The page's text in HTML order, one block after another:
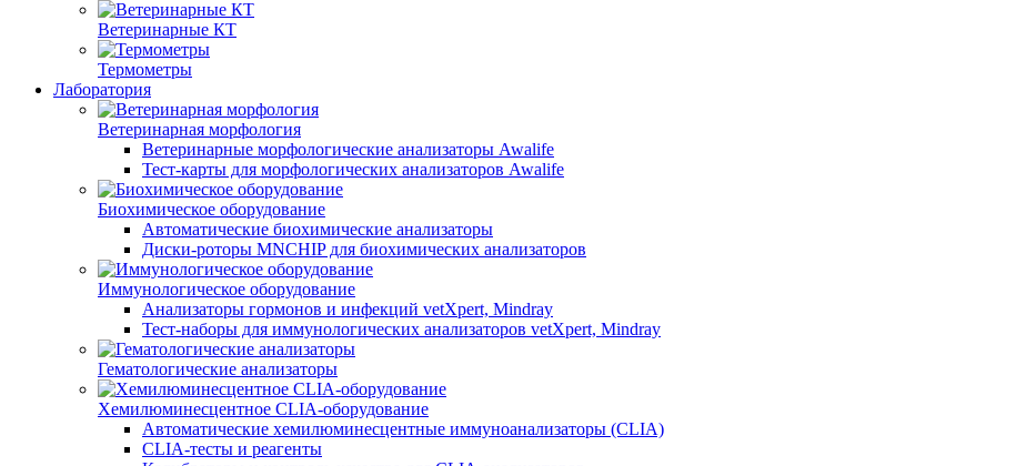
Ветеринарные КТ
Термометры
Лаборатория
Ветеринарная морфология
Ветеринарные морфологические анализаторы Awalife
Тест-карты для морфологических анализаторов Awalife
Биохимическое оборудование
Автоматические биохимические анализаторы
Диски-роторы MNCHIP для биохимических анализаторов
Иммунологическое оборудование
Анализаторы гормонов и инфекций vetXpert, Mindray
Тест-наборы для иммунологических анализаторов vetXpert, Mindray
Гематологические анализаторы
Хемилюминесцентное CLIA-оборудование
Автоматические хемилюминесцентные иммуноанализаторы (CLIA)
CLIA-тесты и реагенты